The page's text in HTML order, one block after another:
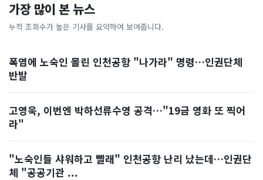
가장 많이 본 뉴스
누적 조회수가 높은 기사를 요약하여 보여줍니다.
폭염에 노숙인 몰린 인천공항 "나가라" 명령…인권단체
반발
고영욱, 이번엔 박하선류수영 공격…"19금 영화 또 찍어
라"
"노숙인들 샤워하고 빨래" 인천공항 난리 났는데…인권단
체 "공공기관 ...